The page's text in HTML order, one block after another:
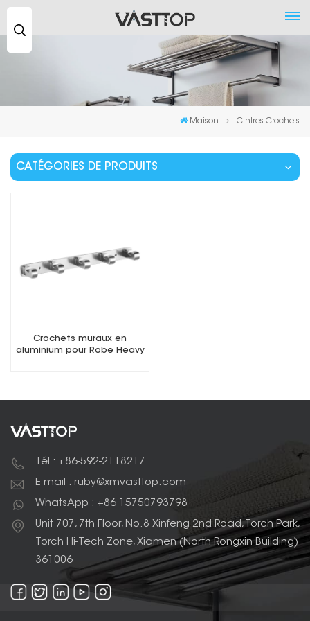
Maison Cintres Crochets
CATÉGORIES DE PRODUITS
Crochets muraux en
aluminium pour Robe Heavy
Tél : +86-592-2118217
E-mail : ruby@xmvasttop.com
WhatsApp : +86 15750793798
Unit 707, 7th Floor, No.8 Xinfeng 2nd Road, Torch Park,
Torch Hi-Tech Zone, Xiamen (North Rongxin Building)
361006